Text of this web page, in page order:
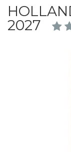
2027
Schrijf